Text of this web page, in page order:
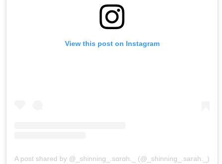
View this post on Instagram
A post shared by @_shinning_.sαrαh._ (@_shinning_.sarah._)